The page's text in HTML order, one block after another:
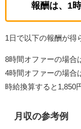
報酬は、1
1日で以下の報酬が得
8時間オファーの場合
4時間オファーの場合
時給換算すると1,850
月収の参考例